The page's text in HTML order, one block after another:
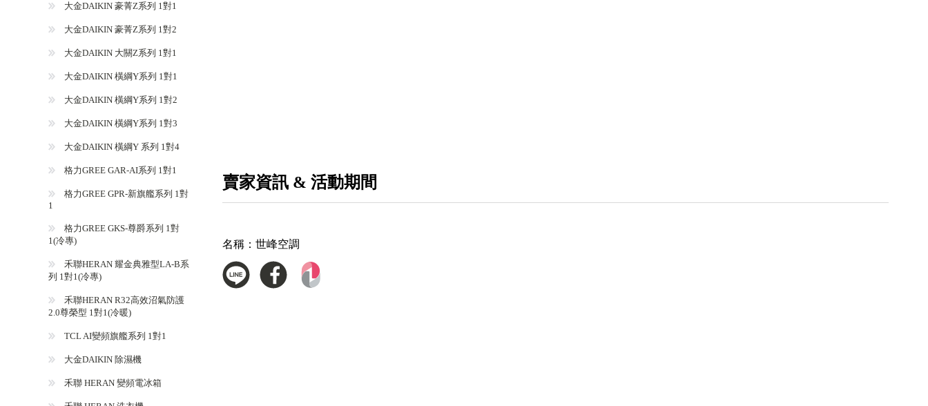
禾聯HERAN 耀金典雅型LA-B系列 1對1(冷專)
賣家資訊 & 活動期間
名稱： 世峰空調
大金DAIKIN 豪菁Z系列 1對1
大金DAIKIN 豪菁Z系列 1對2
大金DAIKIN 大關Z系列 1對1
大金DAIKIN 橫綱Y系列 1對1
大金DAIKIN 橫綱Y系列 1對2
大金DAIKIN 橫綱Y系列 1對3
大金DAIKIN 橫綱Y 系列 1對4
格力GREE GAR-AI系列 1對1
格力GREE GPR-新旗艦系列 1對
1
格力GREE GKS-尊爵系列 1對
1(冷專)
禾聯HERAN 耀金典雅型LA-B系
列 1對1(冷專)
禾聯HERAN R32高效沼氣防護
2.0尊榮型 1對1(冷暖)
TCL AI變頻旗艦系列 1對1
大金DAIKIN 除濕機
禾聯 HERAN 變頻電冰箱